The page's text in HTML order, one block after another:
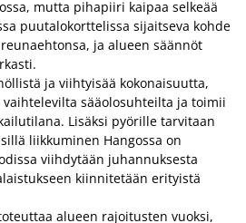
mutta pihapiiri kaipaa selkeää
puutalokorttelissa sijaitseva kohde
ja alueen säännöt
ja viihtyisää kokonaisuutta,
vaihtelevilta sääolosuhteilta ja toimii
Lisäksi pyörille tarvitaan
liikkuminen Hangossa on
viihdytään juhannuksesta
kiinnitetään erityistä
alueen rajoitusten vuoksi,